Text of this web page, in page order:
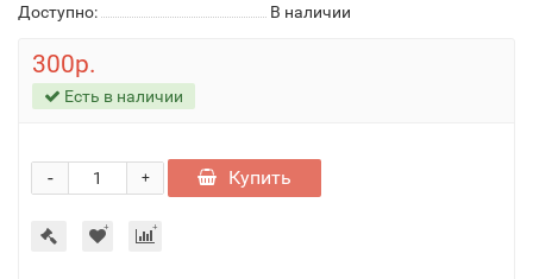
Доступно:
В наличии
300р.
Есть в наличии
+
- Купить